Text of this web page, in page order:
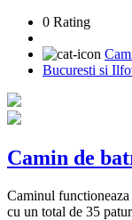
0 Rating
Bucuresti si
Camin de
Caminul functioneaza
cu un total de 35